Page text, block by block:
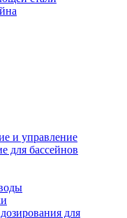
и управление
для бассейнов
для